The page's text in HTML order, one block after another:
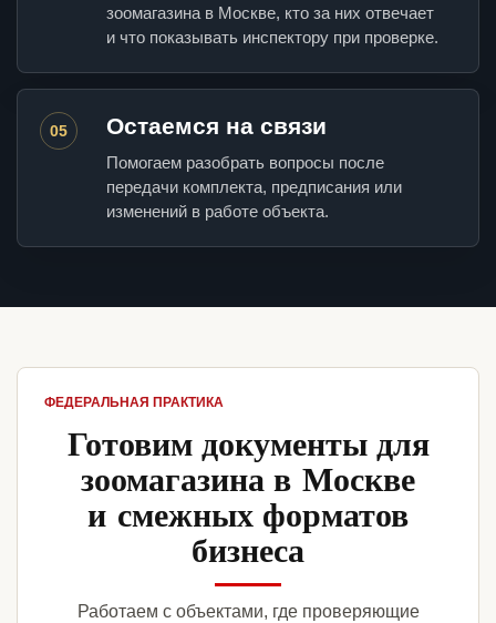
зоомагазина в Москве, кто за них отвечает
и что показывать инспектору при проверке.
05 Остаемся на связи
Помогаем разобрать вопросы после
передачи комплекта, предписания или
изменений в работе объекта.
ФЕДЕРАЛЬНАЯ ПРАКТИКА
Готовим документы для
зоомагазина в Москве
и смежных форматов
бизнеса
Работаем с объектами, где проверяющие